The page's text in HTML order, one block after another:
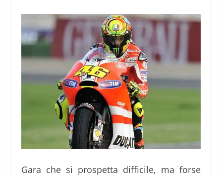
Gara che si prospetta difficile, ma forse